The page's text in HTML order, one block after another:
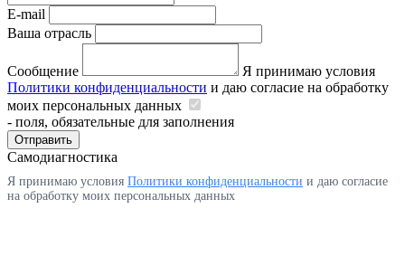
E-mail
Ваша отрасль
Сообщение
Я принимаю условия
Политики конфиденциальности и даю согласие на обработку
моих персональных данных
- поля, обязательные для заполнения
Отправить
Самодиагностика
Я принимаю условия Политики конфиденциальности и даю согласие
на обработку моих персональных данных